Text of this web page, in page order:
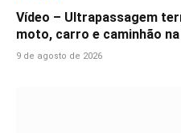
Vídeo – Ultrapassagem
moto, carro e caminhão na
9 de agosto de 2026